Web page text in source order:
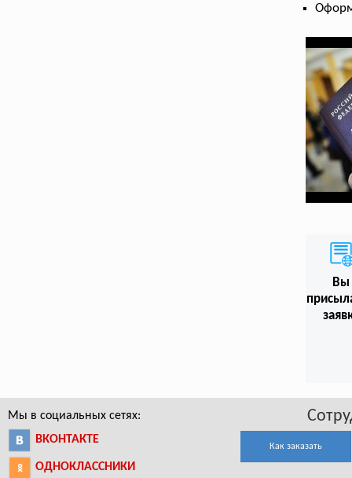
Вы
Мы в социальных сетях:
ВКОНТАКТЕ
ОДНОКЛАССНИКИ
Как заказать